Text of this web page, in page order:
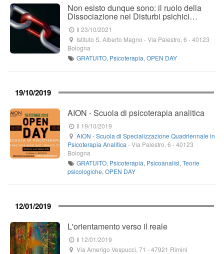
Non esisto dunque sono: il ruolo della
Dissociazione nei Disturbi psichici…
Il 23/10/2021
Istituto S. Alberto Magno -Via Palestro, 6 -40123
Bologna
GRATUITO, Psicoterapia,OPEN DAY
19/10/2019
AION - Scuola di psicoterapia analitica
Il 19/10/2019
AION - Scuola di Specializzazione Quadriennale in
Psicoterapia Analitica -Via Palestro, 6 -40123
Bologna
GRATUITO, Psicoterapia, Psicoanalisi,Teorie
psicologiche, OPEN DAY
12/01/2019
L'orientamento verso il reale
Il 12/01/2019
Via Amerigo Vespucci, 71 -47921 Rimini